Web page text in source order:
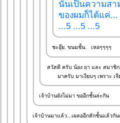
นั่นเป็นความสา
ของผมก็ได้แค่
...5 ...5 ...5
ชะอุ๊ย. ขนมชั้น. เหอๆๆๆๆ
สวัสดี ครับ น้อง ยา และ สมาชิก
มาครับ มาเงียบๆ เพราะ เจี
เจ้าบ้านยังไม่มา ขออีกชั้นล่ะกัน
เจ้าบ้านมาแล้ว...เผลออีกสักชั้นแล้ว